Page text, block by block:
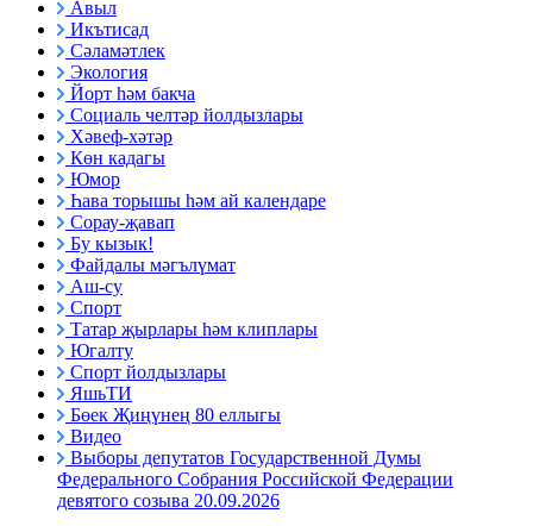
Авыл
Икътисад
Сәламәтлек
Экология
Йорт һәм бакча
Социаль челтәр йолдызлары
Хәвеф-хәтәр
Көн кадагы
Юмор
Һава торышы һәм ай календаре
Сорау-җавап
Бу кызык!
Файдалы мәгълүмат
Аш-су
Спорт
Татар җырлары һәм клиплары
Югалту
Спорт йолдызлары
ЯшьТИ
Бөек Җиңүнең 80 еллыгы
Видео
Выборы депутатов Государственной Думы
Федерального Собрания Российской Федерации
девятого созыва 20.09.2026